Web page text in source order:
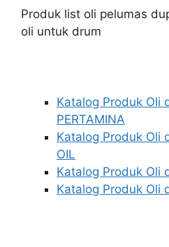
Produk list oli pelumas
oli untuk drum
Katalog Produk Oli
PERTAMINA
Katalog Produk Oli
OIL
Katalog Produk Oli
Katalog Produk Oli